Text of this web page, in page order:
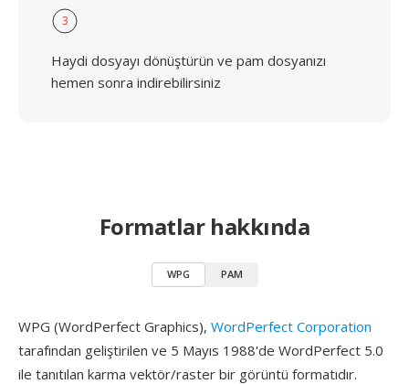
3
Haydi dosyayı dönüştürün ve pam dosyanızı
hemen sonra indirebilirsiniz
Formatlar hakkında
WPG PAM
WPG (WordPerfect Graphics), WordPerfect Corporation
tarafından geliştirilen ve 5 Mayıs 1988'de WordPerfect 5.0
ile tanıtılan karma vektör/raster bir görüntü formatıdır.